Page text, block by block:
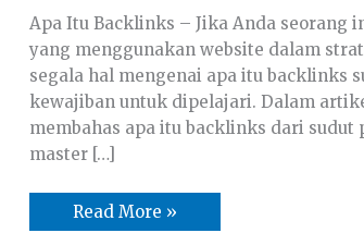
Apa Itu Backlinks – Jika Anda seorang
yang menggunakan website dalam
segala hal mengenai apa itu backlinks
kewajiban untuk dipelajari. Dalam
membahas apa itu backlinks dari sudut
master […]
Read More »